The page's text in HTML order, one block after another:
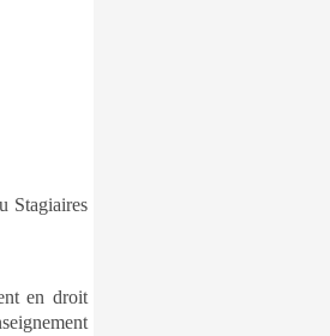
Stagiaires
en droit